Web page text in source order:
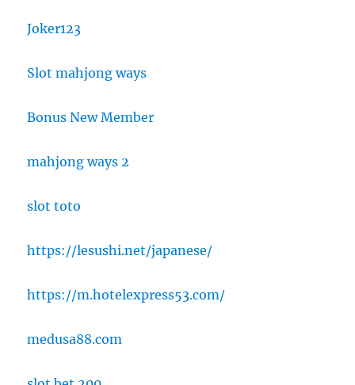
Joker123
Slot mahjong ways
Bonus New Member
mahjong ways 2
slot toto
https://lesushi.net/japanese/
https://m.hotelexpress53.com/
medusa88.com